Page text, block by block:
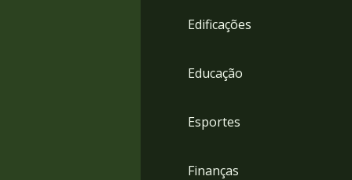
Edificações
Educação
Esportes
Finanças